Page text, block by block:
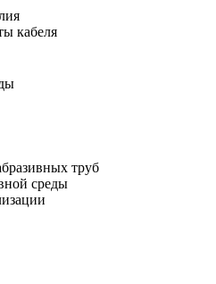
кабеля
труб
среды